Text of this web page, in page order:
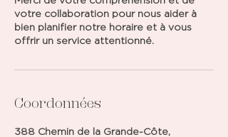
votre collaboration pour nous aider à
bien planifier notre horaire et à vous
offrir un service attentionné.
Coordonnées
388 Chemin de la Grande-Côte,